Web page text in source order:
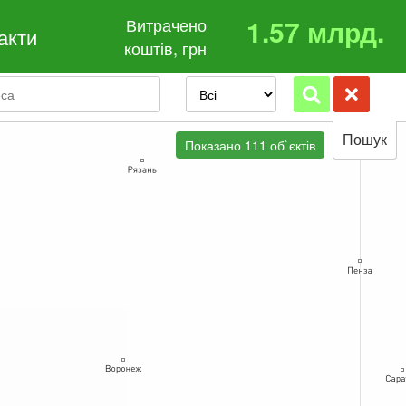
Витрачено
коштів, грн
1.57 млрд.
Пошук
Показано 111 об`єктів